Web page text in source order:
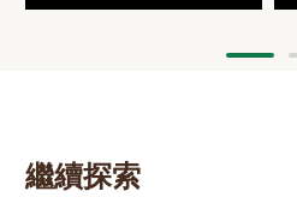
繼續探索